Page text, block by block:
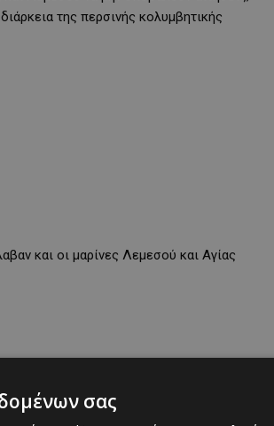
της περσινής κολυμβητικής
και οι μαρίνες Λεμεσού και Αγίας
σας